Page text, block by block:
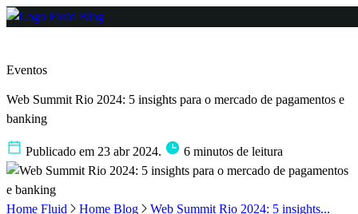
Eventos
Web Summit Rio 2024: 5 insights para o mercado de pagamentos e
banking
Publicado em 23 abr 2024. 6 minutos de leitura
Home Fluid Home Blog
Web Summit Rio 2024: 5 insights...